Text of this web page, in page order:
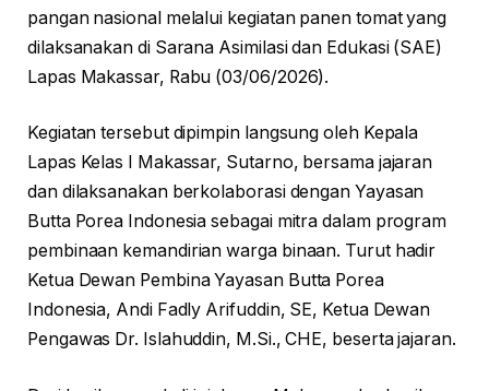
pangan nasional melalui kegiatan panen tomat yang
dilaksanakan di Sarana Asimilasi dan Edukasi (SAE)
Lapas Makassar, Rabu (03/06/2026).
Kegiatan tersebut dipimpin langsung oleh Kepala
Lapas Kelas I Makassar, Sutarno, bersama jajaran
dan dilaksanakan berkolaborasi dengan Yayasan
Butta Porea Indonesia sebagai mitra dalam program
pembinaan kemandirian warga binaan. Turut hadir
Ketua Dewan Pembina Yayasan Butta Porea
Indonesia, Andi Fadly Arifuddin, SE, Ketua Dewan
Pengawas Dr. Islahuddin, M.Si., CHE, beserta jajaran.